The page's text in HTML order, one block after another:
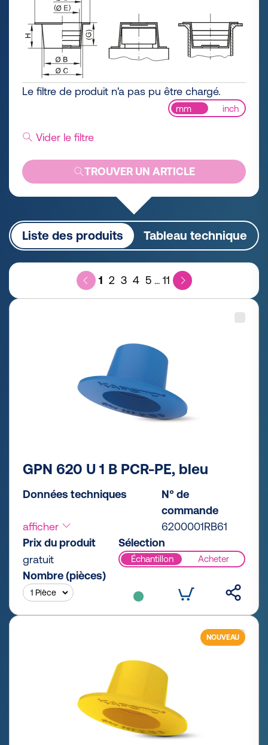
Le filtre de produit n'a pas pu être chargé.
mm inch
Vider le filtre
TROUVER UN ARTICLE
Liste des produits Tableau technique
1 2 3 4 5 ... 11
GPN 620 U 1 B PCR-PE, bleu
Données techniques
afficher
N° de
commande
6200001RB61
Prix du produit
gratuit
Sélection
Échantillon Acheter
Nombre (pièces)
NOUVEAU